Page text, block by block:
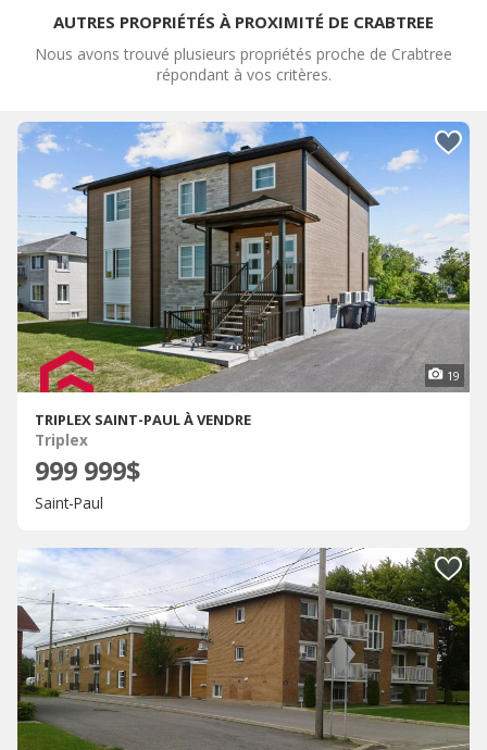
AUTRES PROPRIÉTÉS À PROXIMITÉ DE CRABTREE
Nous avons trouvé plusieurs propriétés proche de Crabtree
répondant à vos critères.
19
TRIPLEX SAINT-PAUL À VENDRE
Triplex
999 999$
Saint-Paul